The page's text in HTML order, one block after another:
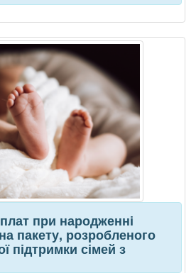
при народженні
пакету, розробленого
підтримки сімей з